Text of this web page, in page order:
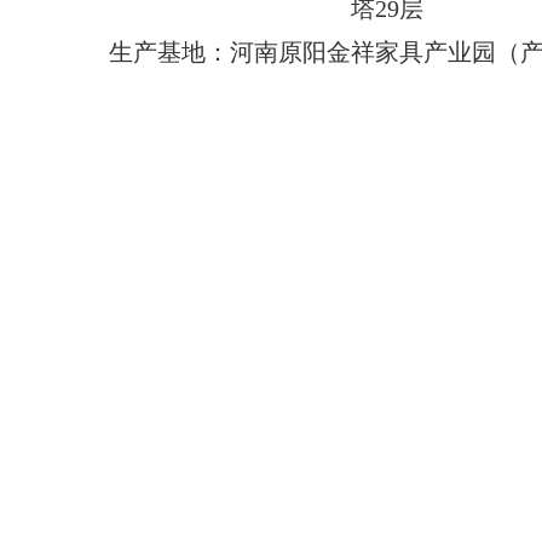
塔29层
生产基地：河南原阳金祥家具产业园（